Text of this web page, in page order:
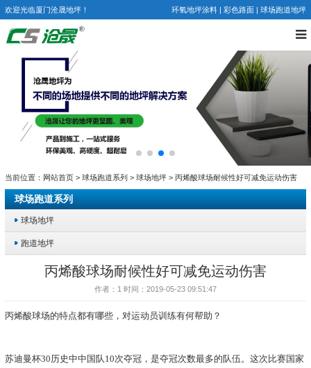
环氧地坪涂料| 彩色路面| 球场跑道地坪
欢迎光临厦门沧晟地坪！
当前位置： 网站首页 >球场跑道系列 >球场地坪 > 丙烯酸球场耐候性好可减免运动伤害
球场跑道系列
球场地坪
跑道地坪
丙烯酸球场耐候性好可减免运动伤害
作者：1 时间：2019-05-23 09:51:47
丙烯酸球场的特点都有哪些，对运动员训练有何帮助？
苏迪曼杯30历史中中国队10次夺冠，是夺冠次数最多的队伍。这次比赛国家